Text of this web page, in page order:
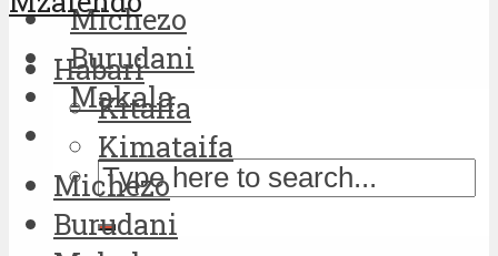
Michezo
Burudani
Makala
Habari
Kitaifa
Kimataifa
Michezo
Burudani